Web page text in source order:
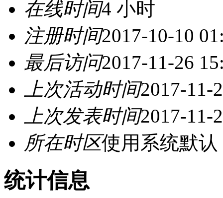
在线时间4 小时
注册时间2017-10-10
最后访问2017-11-26
上次活动时间2017-11-
上次发表时间2017-11-
所在时区使用系统默认
统计信息